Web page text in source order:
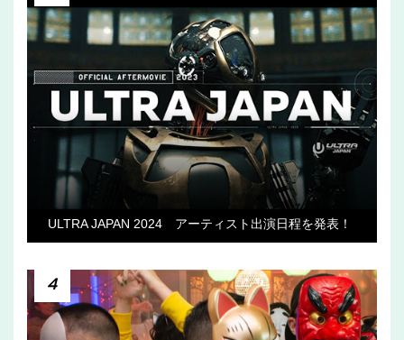
ULTRA JAPAN 2024 アーティスト出演日程を発表！
4